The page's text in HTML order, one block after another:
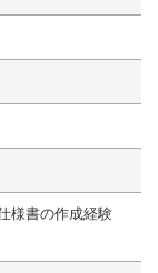
様書の作成経験